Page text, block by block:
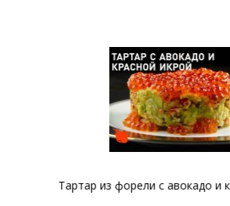
Тартар из форели с авокадо и